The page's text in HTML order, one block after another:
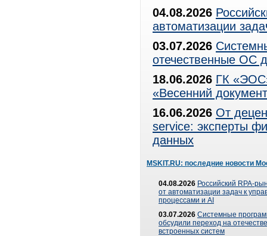
04.08.2026
автоматизации
03.07.2026
отечественные ОС
18.06.2026 ГК
«Весенний
16.06.2026 От
service: эксперты
данных
MSKIT.RU: последние новости
04.08.2026 Российский RPA-
от автоматизации задач к
процессами и AI
03.07.2026 Системные
обсудили переход на
встроенных систем